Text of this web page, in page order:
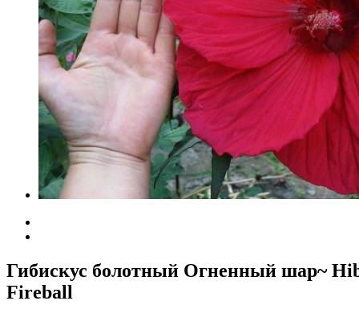
Гибискус болотный Огненный шар~
Fireball